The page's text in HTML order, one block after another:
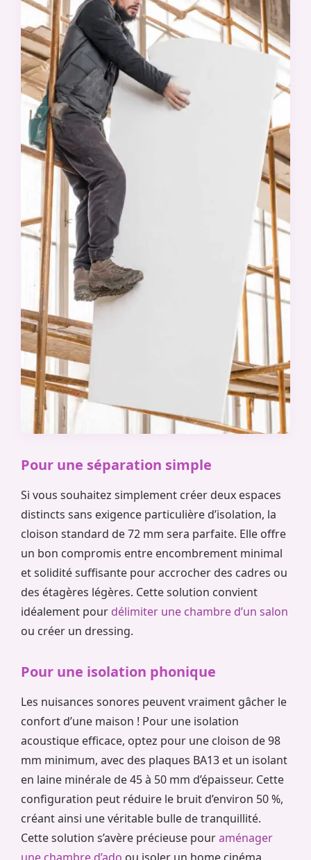
Pour une séparation simple
Si vous souhaitez simplement créer deux espaces
distincts sans exigence particulière d’isolation, la
cloison standard de 72 mm sera parfaite. Elle offre
un bon compromis entre encombrement minimal
et solidité suffisante pour accrocher des cadres ou
des étagères légères. Cette solution convient
idéalement pour délimiter une chambre d’un salon
ou créer un dressing.
Pour une isolation phonique
Les nuisances sonores peuvent vraiment gâcher le
confort d’une maison ! Pour une isolation
acoustique efficace, optez pour une cloison de 98
mm minimum, avec des plaques BA13 et un isolant
en laine minérale de 45 à 50 mm d’épaisseur. Cette
configuration peut réduire le bruit d’environ 50 %,
créant ainsi une véritable bulle de tranquillité.
Cette solution s’avère précieuse pouraménager
une chambre d’ado ou isoler un home cinéma.